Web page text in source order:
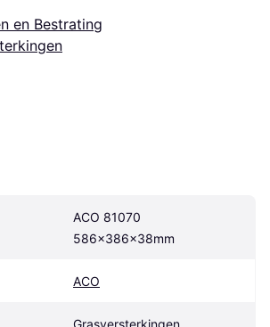
en Bestrating
ACO 81070
586x386x38mm
ACO
Grasversterkingen